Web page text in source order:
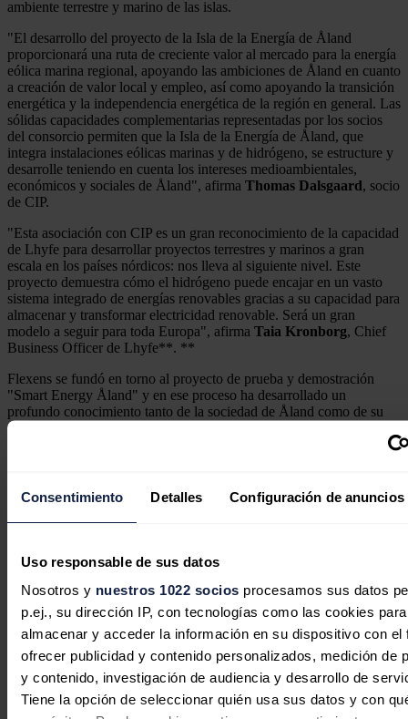
Consentimiento Detalles Configuración de anuncios
Uso responsable de sus datos
Nosotros y nuestros 1022 socios procesamos sus datos
p.ej., su dirección IP, con tecnologías como las cookies para
almacenar y acceder la información en su dispositivo con el
ofrecer publicidad y contenido personalizados, medición de
y contenido, investigación de audiencia y desarrollo de
Tiene la opción de seleccionar quién usa sus datos y con
ambiente terrestre y marino de las islas.
"El desarrollo del proyecto de la Isla de la Energía de Åland
proporcionará una ruta de creciente valor al mercado para la energía
eólica marina regional, apoyando las ambiciones de Åland en cuanto
a creación de valor local y empleo, así como apoyando la transición
energética y la independencia energética de la región en general. Las
sólidas capacidades complementarias representadas por los socios
del consorcio permiten que la Isla de la Energía de Åland, que
integra instalaciones eólicas marinas y de hidrógeno, se estructure y
desarrolle teniendo en cuenta los intereses medioambientales,
económicos y sociales de Åland", afirma Thomas Dalsgaard, socio
de CIP.
"Esta asociación con CIP es un gran reconocimiento de la capacidad
de Lhyfe para desarrollar proyectos terrestres y marinos a gran
escala en los países nórdicos: nos lleva al siguiente nivel. Este
proyecto demuestra cómo el hidrógeno puede encajar en un vasto
sistema integrado de energías renovables gracias a su capacidad para
almacenar y transformar electricidad renovable. Será un gran
modelo a seguir para toda Europa", afirma Taia Kronborg, Chief
Business Officer de Lhyfe**. **
Flexens se fundó en torno al proyecto de prueba y demostración
"Smart Energy Åland" y en ese proceso ha desarrollado un
profundo conocimiento tanto de la sociedad de Åland como de su
sistema energético. "Vemos una oportunidad sin precedentes para
del Mar Báltico", afirma Berndt Schalin, de Flexens.
Noticias relacionadas
El Gobierno rescata con 274 millones
cuatro proyectos de hidrógeno verde
descartados por Bruselas
Redacción 06/08/2026